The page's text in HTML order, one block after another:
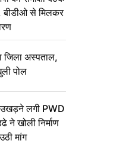
बीडीओ से मिलकर
जिला अस्पताल,
पोल
लगी PWD
खोली निर्माण
मांग